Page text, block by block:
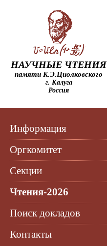
НАУЧНЫЕ ЧТЕНИЯ
памяти К.Э.Циолковского
г. Калуга
Россия
Информация
Оргкомитет
Секции
Чтения-2026
Поиск докладов
Контакты